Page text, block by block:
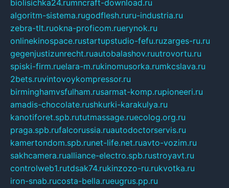
biolisichka24.rumncraft-download.ru
algoritm-sistema.rugodflesh.ruru-industria.ru
zebra-tlt.ruokna-proficom.ruerynok.ru
onlinekinospace.rustartupstudio-fefu.ruzarges-ru.ru
gegenjustizunrecht.ruautobalashov.ruutrovortu.ru
spiski-firm.ruelara-m.rukinomusorka.rumkcslava.ru
2bets.ruvintovoykompressor.ru
birminghamvsfulham.rusarmat-komp.rupioneeri.ru
amadis-chocolate.rushkurki-karakulya.ru
kanotiforet.spb.rututmassage.ruecolog.org.ru
praga.spb.rufalcorussia.ruautodoctorservis.ru
kamertondom.spb.runet-life.net.ruavto-vozim.ru
sakhcamera.rualliance-electro.spb.rustroyavt.ru
controlweb1.rutdsak74.rukinzozo-ru.rukvotka.ru
iron-snab.rucosta-bella.rueugrus.pp.ru